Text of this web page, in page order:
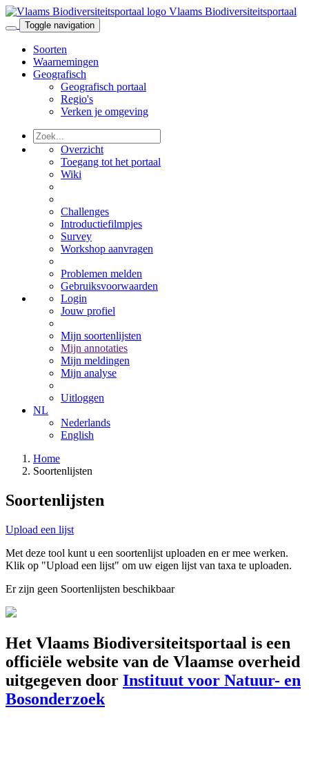
Vlaams Biodiversiteitsportaal
Toggle navigation
Soorten
Waarnemingen
Geografisch
Geografisch portaal
Regio's
Verken je omgeving
Overzicht
Toegang tot het portaal
Wiki
Challenges
Introductiefilmpjes
Survey
Workshop aanvragen
Problemen melden
Gebruiksvoorwaarden
Login
Jouw profiel
Mijn soortenlijsten
Mijn annotaties
Mijn meldingen
Mijn analyse
Uitloggen
NL
Nederlands
English
Home
Soortenlijsten
Soortenlijsten
Upload een lijst
Met deze tool kunt u een soortenlijst uploaden en er mee werken.
Klik op "Upload een lijst" om uw eigen lijst van taxa te uploaden.
Er zijn geen Soortenlijsten beschikbaar
Het Vlaams Biodiversiteitsportaal is een
officiële website van de Vlaamse overheid
uitgegeven door Instituut voor Natuur- en
Bosonderzoek